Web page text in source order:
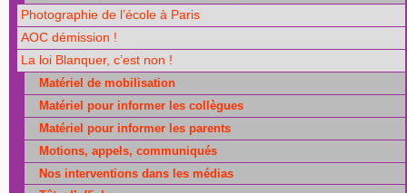
Photographie de l’école à Paris
AOC démission !
La loi Blanquer, c’est non !
Matériel de mobilisation
Matériel pour informer les collègues
Matériel pour informer les parents
Motions, appels, communiqués
Nos interventions dans les médias